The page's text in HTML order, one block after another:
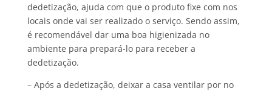
dedetização, ajuda com que o produto fixe com nos
locais onde vai ser realizado o serviço. Sendo assim,
é recomendável dar uma boa higienizada no
ambiente para prepará-lo para receber a
dedetização.
– Após a dedetização, deixar a casa ventilar por no